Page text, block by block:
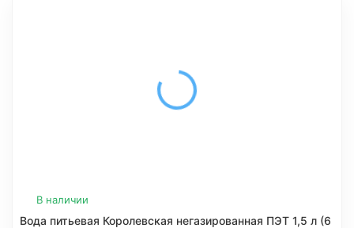
В наличии
Вода питьевая Королевская негазированная ПЭТ 1,5 л (6